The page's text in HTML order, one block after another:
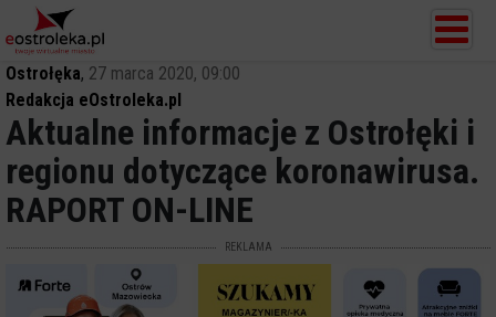
Ostrołęka, 27 marca 2020, 09:00
Redakcja eOstroleka.pl
Aktualne informacje z Ostrołęki i
regionu dotyczące koronawirusa.
RAPORT ON-LINE
REKLAMA